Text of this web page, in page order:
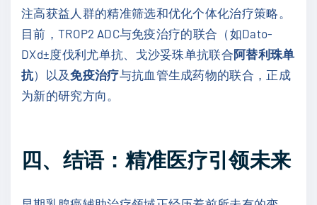
注高获益人群的精准筛选和优化个体化治疗策略。
目前，TROP2 ADC与免疫治疗的联合（如Dato-
DXd±度伐利尤单抗、戈沙妥珠单抗联合阿替利珠单
抗）以及免疫治疗与抗血管生成药物的联合，正成
为新的研究方向。
四、结语：精准医疗引领未来